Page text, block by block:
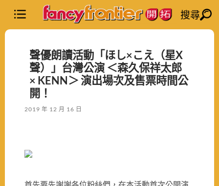
搜尋
聲優朗讀活動「ほし×こえ（星X
聲）」台灣公演 ＜森久保祥太郎
× KENN＞ 演出場次及售票時間公
開！
2019 年 12 月 16 日